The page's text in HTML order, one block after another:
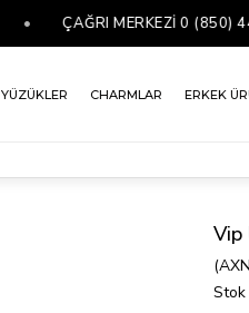
ÇAĞRI MERKEZİ 0 (850) 441
YÜZÜKLER CHARMLAR ERKEK
Vip
Stok